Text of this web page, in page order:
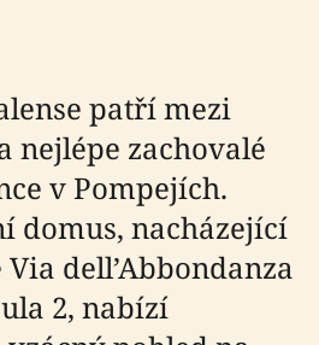
patří mezi
nejlépe zachovalé
v Pompejích.
domus, nacházející
dell’Abbondanza
2, nabízí